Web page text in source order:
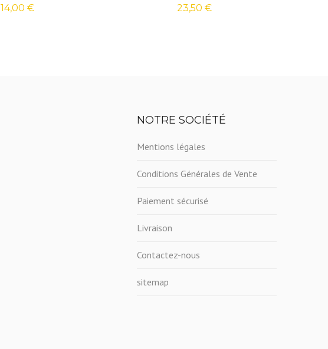
14,00 € 23,50 €
NOTRE SOCIÉTÉ
Mentions légales
Conditions Générales de Vente
Paiement sécurisé
Livraison
Contactez-nous
sitemap